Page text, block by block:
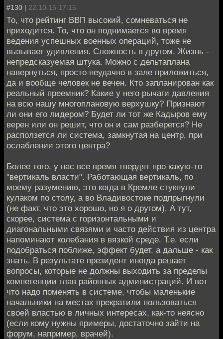
#130 | 22.10.15 17:15
То, что рейтинг ВВП высокий, сомневаться не
приходится. То, что он поднимается во время
ведения успешных военных операций, тоже не
вызывает удивления. Сложность в другом. Жизнь -
непредсказуемая штука. Можно с дельтаплана
навернуться, просто неудачно в зале приложиться,
да и вообще человек не вечен. Кто запланирован как
реальный преемник? Какие у него рычаги давления
на всю нашу многоплановую верхушку? Признают
ли они его лидером? Будет ли тот же Кадыров ему
верен или он решит, что он и сам разберется? Не
расползется ли система, замкнутая на центр, при
ослаблении этого центра?
Более того, у нас все время твердят про какую-то
"вертикаль власти". Работающая вертикаль, по
моему разумению, это когда в Кремле стукнули
кулаком по столу, а во Владивостоке подпрыгнули
(не факт, что это хорошо, но я о другом). А тут,
скорее, система с горизонтальными и
диагональными связями и часто действия из центра
напоминают колебания в вязкой среде. Т.е. если
подобраться поближе, эффект будет, а дальше - как
знать. В результате президент иногда решает
вопросы, которые не должны выходить за пределы
компетенции глав районных администраций. И вот
что надо поменять в системе, чтобы маленькие
начальники на местах прекратили пользоваться
своей властью в личных интересах, как-то неясно
(если кому нужны примеры, достаточно зайти на
форум, например, врачей).